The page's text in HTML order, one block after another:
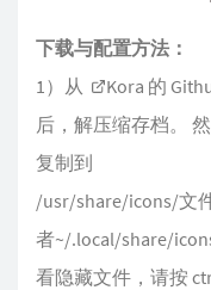
下载与配置方法：
1）从
Kora 的
后，解压缩存档。
复制到
/usr/share/icons/文
者~/.local/share/
看隐藏文件，请按 ctrl